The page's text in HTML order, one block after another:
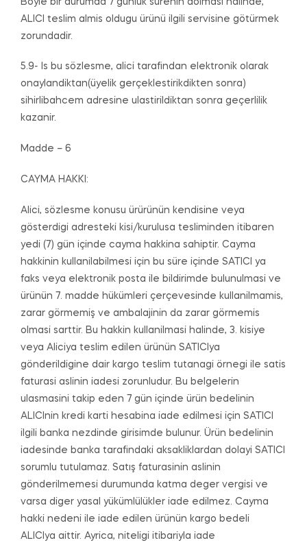
ALICI teslim almis oldugu ürünü ilgili servisine götürmek
zorundadir.
5.9- Is bu sözlesme, alici tarafindan elektronik olarak
onaylandiktan(üyelik gerçeklestirikdikten sonra)
sihirlibahcem adresine ulastirildiktan sonra geçerlilik
kazanir.
Madde – 6
CAYMA HAKKI:
Alici, sözlesme konusu ürürünün kendisine veya
gösterdigi adresteki kisi/kurulusa tesliminden itibaren
yedi (7) gün içinde cayma hakkina sahiptir. Cayma
hakkinin kullanilabilmesi için bu süre içinde SATICI ya
faks veya elektronik posta ile bildirimde bulunulmasi ve
ürünün 7. madde hükümleri çerçevesinde kullanilmamis,
zarar görmemiş ve ambalajinin da zarar görmemis
olmasi sarttir. Bu hakkin kullanilmasi halinde, 3. kisiye
veya Aliciya teslim edilen ürünün SATICIya
gönderildigine dair kargo teslim tutanagi örnegi ile satis
faturasi aslinin iadesi zorunludur. Bu belgelerin
ulasmasini takip eden 7 gün içinde ürün bedelinin
ALICInin kredi karti hesabina iade edilmesi için SATICI
ilgili banka nezdinde girisimde bulunur. Ürün bedelinin
iadesinde banka tarafindaki aksakliklardan dolayi SATICI
sorumlu tutulamaz. Satış faturasinin aslinin
gönderilmemesi durumunda katma deger vergisi ve
varsa diger yasal yükümlülükler iade edilmez. Cayma
hakki nedeni ile iade edilen ürünün kargo bedeli
ALICIya aittir. Ayrica, niteligi itibariyla iade